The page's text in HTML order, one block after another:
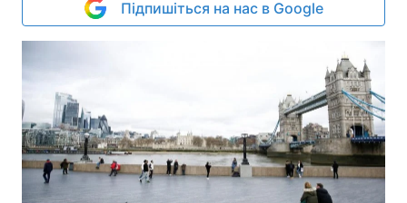
Підпишіться на нас в Google